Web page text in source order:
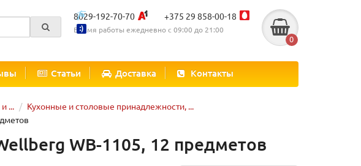
8029-192-70-70 +375 29 858-00-18
Время работы ежедневно с 09:00 до 21:00
0
Статьи Доставка Контакты
...
Кухонные и столовые принадлежности, ...
WB-1105, 12 предметов